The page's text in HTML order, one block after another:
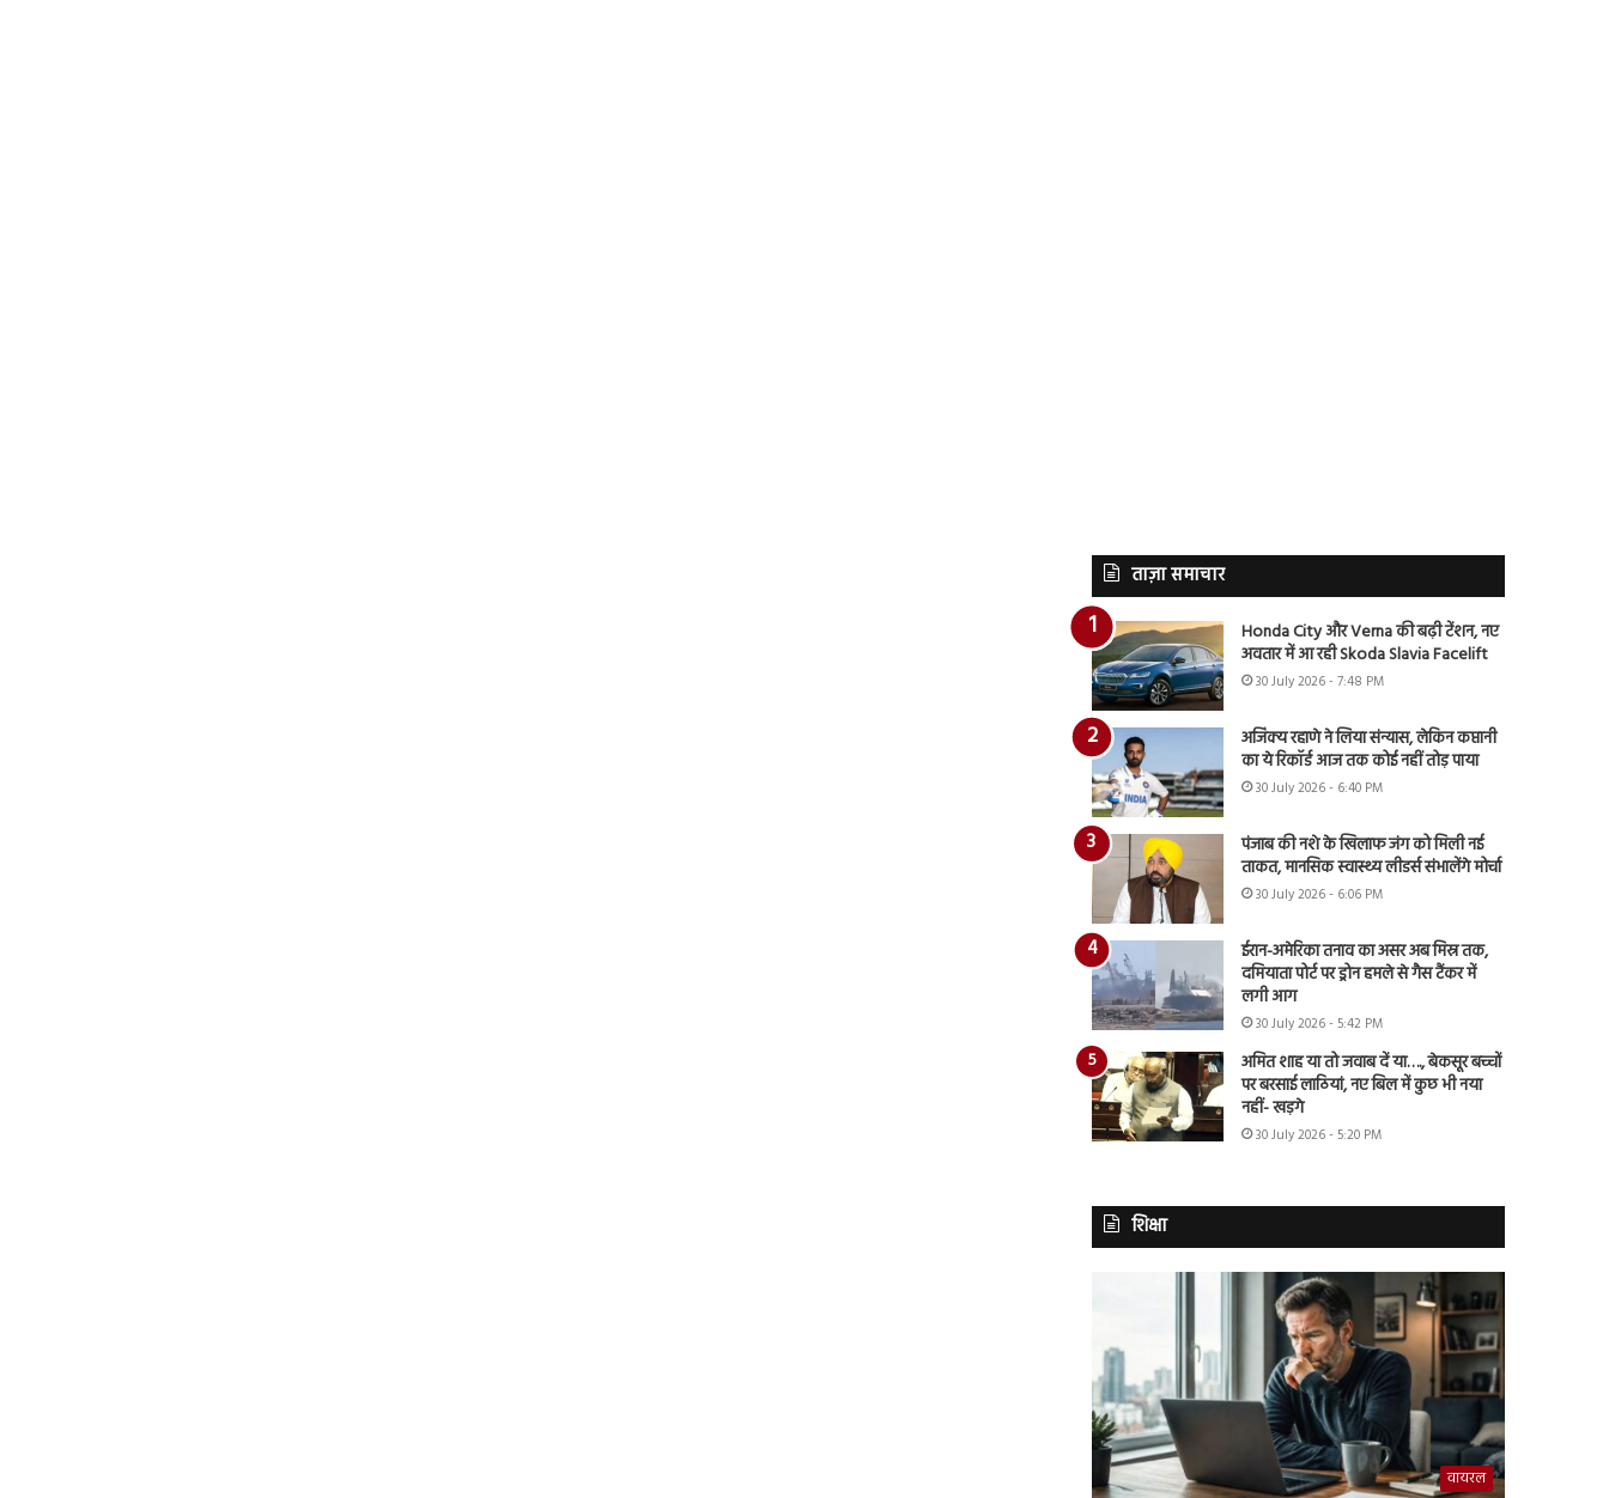
ताज़ा समाचार
Honda City और Verna की बढ़ी टेंशन, नए
अवतार में आ रही Skoda Slavia Facelift
30 July 2026 - 7:48 PM
अजिंक्य रहाणे ने लिया संन्यास, लेकिन कप्तानी
का ये रिकॉर्ड आज तक कोई नहीं तोड़ पाया
30 July 2026 - 6:40 PM
पंजाब की नशे के खिलाफ जंग को मिली नई
ताकत, मानसिक स्वास्थ्य लीडर्स संभालेंगे मोर्चा
30 July 2026 - 6:06 PM
ईरान-अमेरिका तनाव का असर अब मिस्र तक,
दमियाता पोर्ट पर ड्रोन हमले से गैस टैंकर में
लगी आग
30 July 2026 - 5:42 PM
अमित शाह या तो जवाब दें या…., बेकसूर बच्चों
पर बरसाई लाठियां, नए बिल में कुछ भी नया
नहीं- खड़गे
30 July 2026 - 5:20 PM
शिक्षा
वायरल